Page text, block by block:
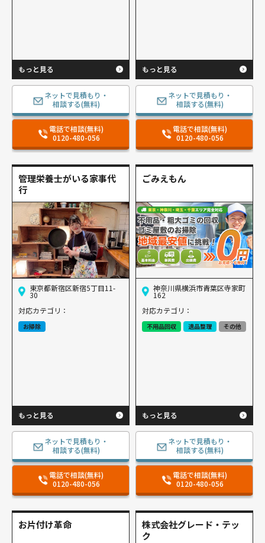
もっと見る
ネットで見積もり・
相談する(無料)
電話で相談(無料)
0120-480-056
もっと見る
ネットで見積もり・
相談する(無料)
電話で相談(無料)
0120-480-056
管理栄養士がいる家事代
行
東京都新宿区新宿5丁目11-
30
対応カテゴリ：
お掃除
もっと見る
ネットで見積もり・
相談する(無料)
電話で相談(無料)
0120-480-056
ごみえもん
神奈川県横浜市青葉区寺家町
162
対応カテゴリ：
不用品回収 遺品整理 その他
もっと見る
ネットで見積もり・
相談する(無料)
電話で相談(無料)
0120-480-056
お片付け革命
株式会社グレード・テッ
ク